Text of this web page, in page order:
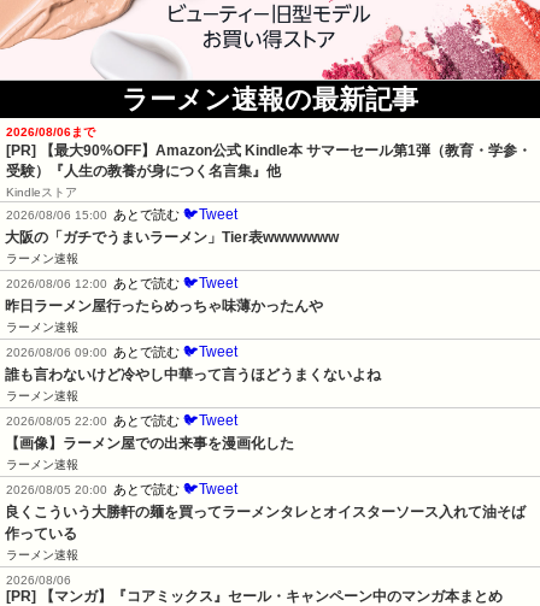
ラーメン速報の最新記事
2026/08/06まで
[PR]
【最大90%OFF】Amazon公式 Kindle本 サマーセール第1弾（教育・学参・
受験）『人生の教養が身につく名言集』他
Kindleストア
2026/08/06 15:00
あとで読む 🐦Tweet
大阪の「ガチでうまいラーメン」Tier表wwwwwww
ラーメン速報
2026/08/06 12:00
あとで読む 🐦Tweet
昨日ラーメン屋行ったらめっちゃ味薄かったんや
ラーメン速報
2026/08/06 09:00
あとで読む 🐦Tweet
誰も言わないけど冷やし中華って言うほどうまくないよね
ラーメン速報
2026/08/05 22:00
あとで読む 🐦Tweet
【画像】ラーメン屋での出来事を漫画化した
ラーメン速報
2026/08/05 20:00
あとで読む 🐦Tweet
良くこういう大勝軒の麺を買ってラーメンタレとオイスターソース入れて油そば
作っている
ラーメン速報
2026/08/06
[PR] 【マンガ】『コアミックス』セール・キャンペーン中のマンガ本まとめ